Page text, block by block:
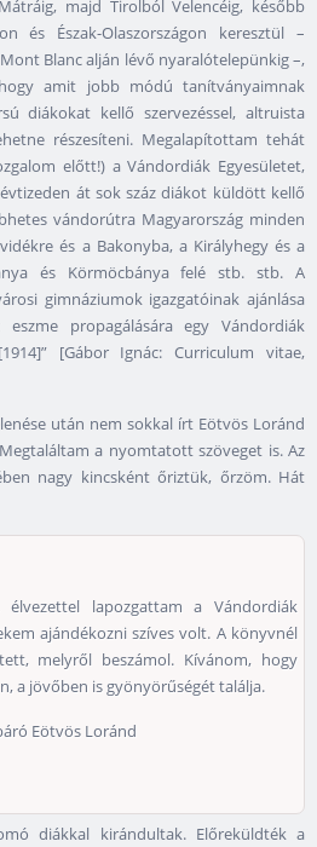
majd Tirolból Velencéig, később
és Észak-Olaszországon keresztül –
Blanc alján lévő nyaralótelepünkig –,
amit jobb módú tanítványaimnak
diákokat kellő szervezéssel, altruista
részesíteni. Megalapítottam tehát
előtt!) a Vándordiák Egyesületet,
át sok száz diákot küldött kellő
vándorútra Magyarország minden
és a Bakonyba, a Királyhegy és a
és Körmöcbánya felé stb. stb. A
gimnáziumok igazgatóinak ajánlása
propagálására egy Vándordiák
[Gábor Ignác: Curriculum vitae,
után nem sokkal írt Eötvös Loránd
a nyomtatott szöveget is. Az
nagy kincsként őriztük, őrzöm. Hát
élvezettel lapozgattam a Vándordiák
ajándékozni szíves volt. A könyvnél
melyről beszámol. Kívánom, hogy
a jövőben is gyönyörűségét találja.
Eötvös Loránd
diákkal kirándultak. Előreküldték a